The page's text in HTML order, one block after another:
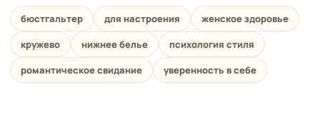
бюстгальтер для настроения
женское здоровье
кружево
нижнее белье
психология стиля
романтическое свидание
уверенность в себе